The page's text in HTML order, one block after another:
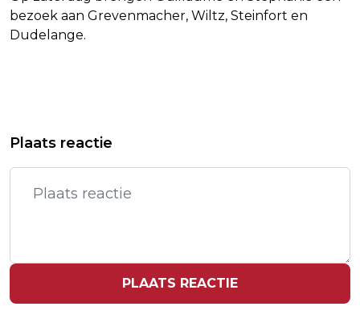
bezoek aan Grevenmacher, Wiltz, Steinfort en
Dudelange.
BLIJ MET F-35-ARREST HOGE RAAD
VLAARDINGS MEISJE GAAT TWEE
DAGEN PER WEEK NAAR
ZORGBOERDERIJ
Plaats reactie
PLAATS REACTIE